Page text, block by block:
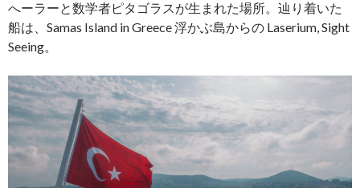
へーラーと数学者ピタゴラスが生まれた場所。辿り着いた
船は、Samas Island in Greece 浮かぶ島からの Laserium, Sight
Seeing。